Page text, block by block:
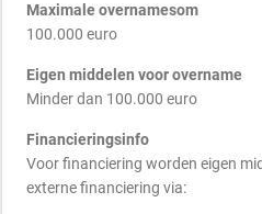
Maximale overnamesom
100.000 euro
Eigen middelen voor overname
Minder dan 100.000 euro
Financieringsinfo
Voor financiering worden eigen
externe financiering via: